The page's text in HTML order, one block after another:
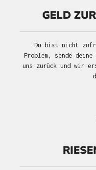
GELD
Du bist nicht
Problem, sende deine
uns zurück und wir